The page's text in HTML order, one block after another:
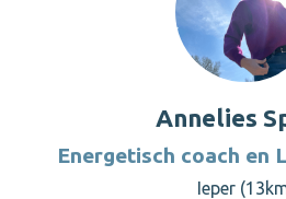
Annelies
Energetisch coach en
Ieper